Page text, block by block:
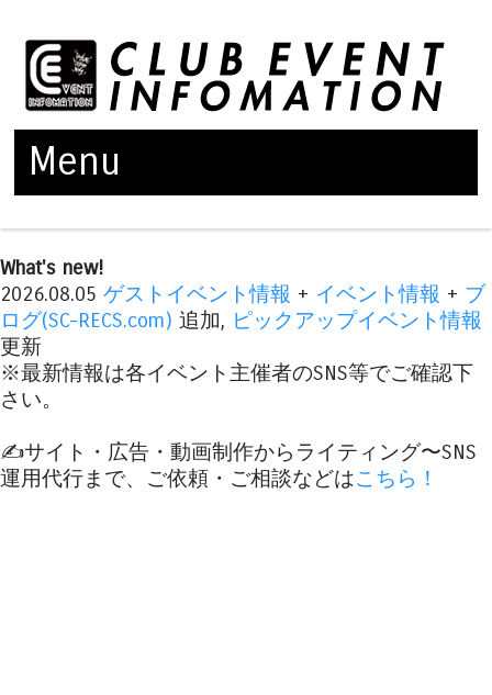
Menu
What's new!
2026.08.05 ゲストイベント情報 + イベント情報 + ブ
ログ(SC-RECS.com) 追加, ピックアップイベント情報
更新
※最新情報は各イベント主催者のSNS等でご確認下
さい。
✍️サイト・広告・動画制作からライティング〜SNS
運用代行まで、ご依頼・ご相談などはこちら！